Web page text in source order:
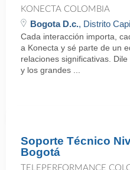
KONECTA COLOMBIA
Bogota D.c., Distrito
Cada interacción importa,
a Konecta y sé parte de un
relaciones significativas.
y los grandes ...
Soporte Técnico
Bogotá
TELEPERFORMANCE